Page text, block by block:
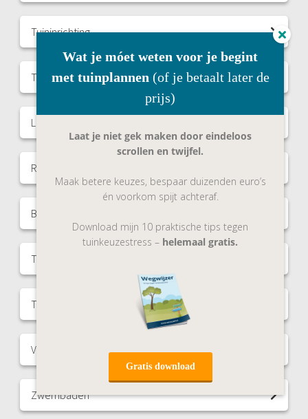
Tuininrichting
Tuinverlichting
Leuke Recepten
Robotmaaiers
Beregening
Tuinmeubels
Terrasoverkappingen
Vijvers
Zwembaden
Wat je móet weten voor je begint
met tuinplannen (of je betaalt later de
prijs)
Laat je niet gek maken door eindeloos
scrollen en twijfel.
Maak betere keuzes, bespaar duizenden euro’s
én voorkom spijt achteraf.
Download mijn 10 praktische tips tegen
tuinkeuzestress – helemaal gratis.
Gratis download